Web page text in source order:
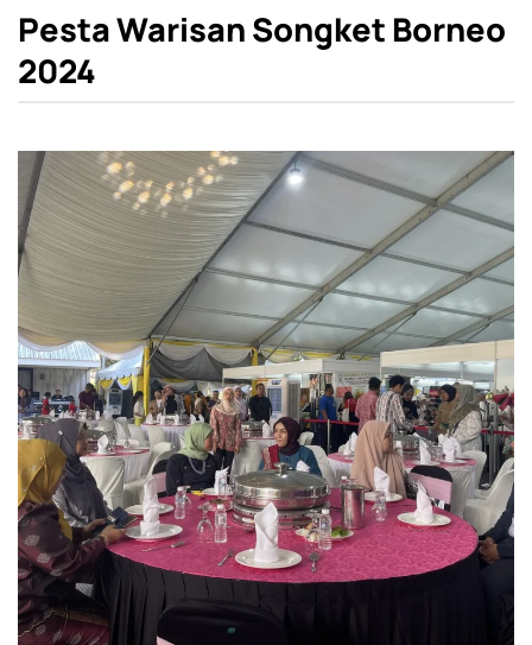
Pesta Warisan Songket Borneo
2024